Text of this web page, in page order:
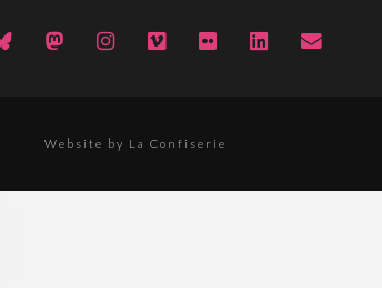
Website by La Confiserie